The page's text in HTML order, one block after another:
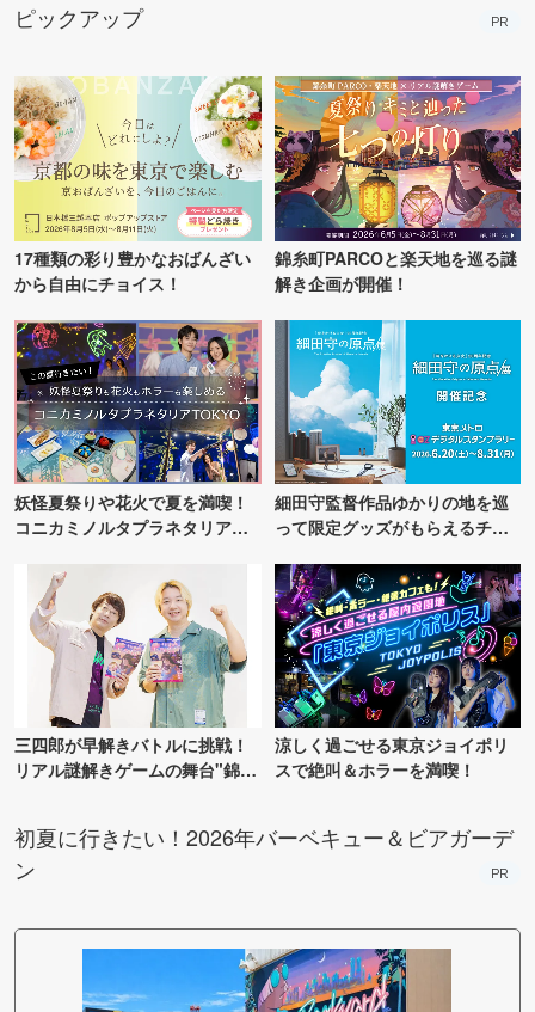
ピックアップ PR
17種類の彩り豊かなおばんざい
から自由にチョイス！
錦糸町PARCOと楽天地を巡る謎
解き企画が開催！
妖怪夏祭りや花火で夏を満喫！
コニカミノルタプラネタリア
細田守監督作品ゆかりの地を巡
って限定グッズがもらえるチャ
三四郎が早解きバトルに挑戦！
リアル謎解きゲームの舞台"錦糸
涼しく過ごせる東京ジョイポリ
スで絶叫＆ホラーを満喫！
初夏に行きたい！2026年バーベキュー＆ビアガーデ
ン
PR